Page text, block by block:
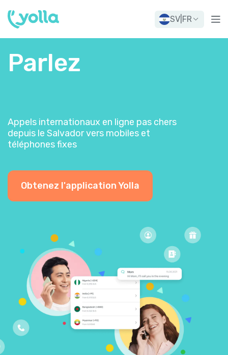
SV FR
Parlez
Appels internationaux en ligne pas chers
depuis le Salvador vers mobiles et
téléphones fixes
Obtenez l'application Yolla